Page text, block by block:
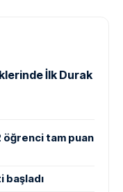
İlk Durak
öğrenci tam puan
başladı